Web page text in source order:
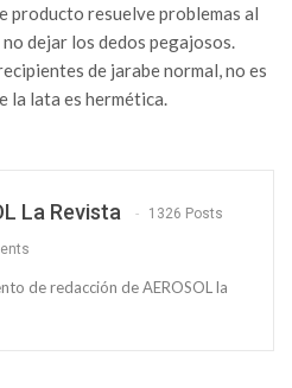
producto resuelve problemas al
dejar los dedos pegajosos.
de jarabe normal, no es
la lata es hermética.
La Revista 1326 Posts
de redacción de AEROSOL la